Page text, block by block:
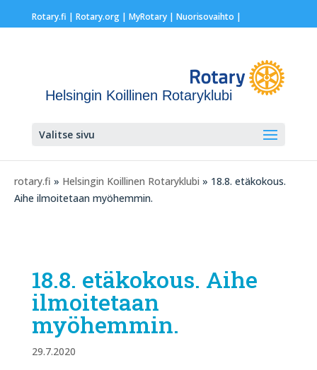
Rotary.fi | Rotary.org| MyRotary | Nuorisovaihto |
Helsingin Koillinen Rotaryklubi
Valitse sivu
rotary.fi » Helsingin Koillinen Rotaryklubi » 18.8. etäkokous.
Aihe ilmoitetaan myöhemmin.
18.8. etäkokous. Aihe
ilmoitetaan
myöhemmin.
29.7.2020